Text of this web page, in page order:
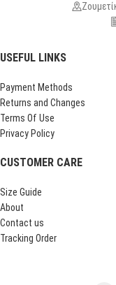
USEFUL LINKS
Payment Methods
Returns and Changes
Terms Of Use
Privacy Policy
CUSTOMER CARE
Size Guide
About
Contact us
Tracking Order